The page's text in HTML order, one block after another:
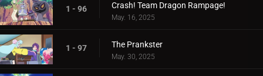
1 - 96 Crash! Team Dragon Rampage!
May. 16, 2025
1 - 97 The Prankster
May. 30, 2025